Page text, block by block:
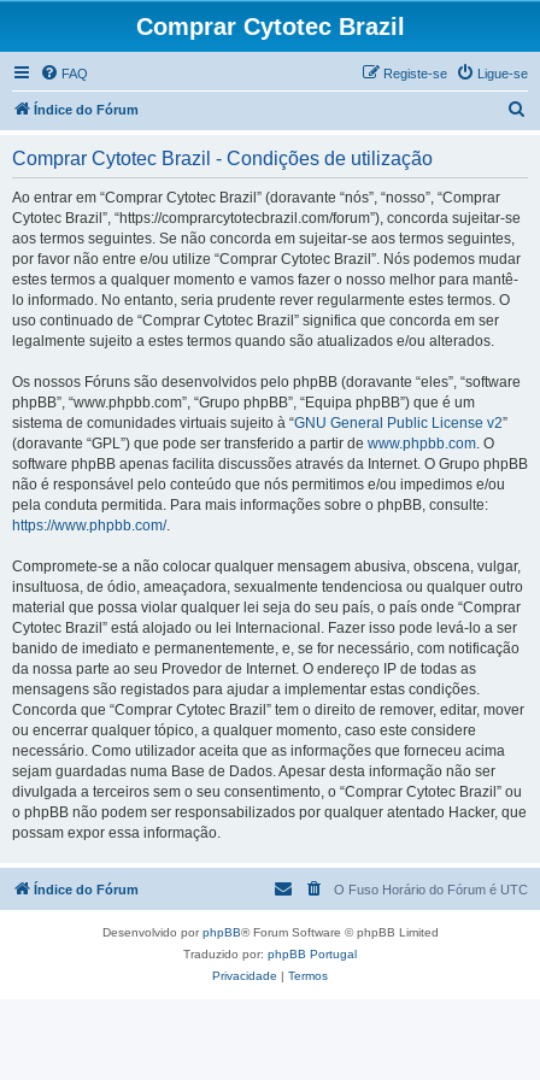
Comprar Cytotec Brazil
FAQ Ligue-se
Registe-se
Índice do Fórum
Comprar Cytotec Brazil - Condições de utilização
Ao entrar em “Comprar Cytotec Brazil” (doravante “nós”, “nosso”, “Comprar
Cytotec Brazil”, “https://comprarcytotecbrazil.com/forum”), concorda sujeitar-se
aos termos seguintes. Se não concorda em sujeitar-se aos termos seguintes,
por favor não entre e/ou utilize “Comprar Cytotec Brazil”. Nós podemos mudar
estes termos a qualquer momento e vamos fazer o nosso melhor para mantê-
lo informado. No entanto, seria prudente rever regularmente estes termos. O
uso continuado de “Comprar Cytotec Brazil” significa que concorda em ser
legalmente sujeito a estes termos quando são atualizados e/ou alterados.
Os nossos Fóruns são desenvolvidos pelo phpBB (doravante “eles”, “software
phpBB”, “www.phpbb.com”, “Grupo phpBB”, “Equipa phpBB”) que é um
sistema de comunidades virtuais sujeito à “GNU General Public License v2”
(doravante “GPL”) que pode ser transferido a partir de www.phpbb.com. O
software phpBB apenas facilita discussões através da Internet. O Grupo phpBB
não é responsável pelo conteúdo que nós permitimos e/ou impedimos e/ou
pela conduta permitida. Para mais informações sobre o phpBB, consulte:
https://www.phpbb.com/.
Compromete-se a não colocar qualquer mensagem abusiva, obscena, vulgar,
insultuosa, de ódio, ameaçadora, sexualmente tendenciosa ou qualquer outro
material que possa violar qualquer lei seja do seu país, o país onde “Comprar
Cytotec Brazil” está alojado ou lei Internacional. Fazer isso pode levá-lo a ser
banido de imediato e permanentemente, e, se for necessário, com notificação
da nossa parte ao seu Provedor de Internet. O endereço IP de todas as
mensagens são registados para ajudar a implementar estas condições.
Concorda que “Comprar Cytotec Brazil” tem o direito de remover, editar, mover
ou encerrar qualquer tópico, a qualquer momento, caso este considere
necessário. Como utilizador aceita que as informações que forneceu acima
sejam guardadas numa Base de Dados. Apesar desta informação não ser
divulgada a terceiros sem o seu consentimento, o “Comprar Cytotec Brazil” ou
o phpBB não podem ser responsabilizados por qualquer atentado Hacker, que
possam expor essa informação.
Índice do Fórum O Fuso Horário do Fórum é UTC
Desenvolvido porphpBB® Forum Software © phpBB Limited
Traduzido por: phpBB Portugal
Privacidade | Termos